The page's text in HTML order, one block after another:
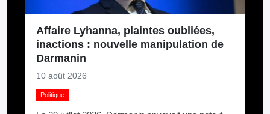
Affaire Lyhanna, plaintes oubliées,
inactions : nouvelle manipulation de
Darmanin
10 août 2026
Politique